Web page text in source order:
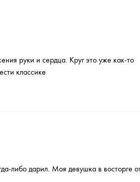
руки и сердца. Круг это уже как-то
классике
либо дарил. Моя девушка в восторге